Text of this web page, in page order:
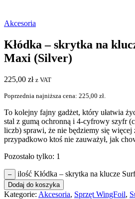
Akcesoria
Kłódka – skrytka na
Maxi (Silver)
225,00 zł z VAT
Poprzednia najniższa cena: 225,00 zł
To kolejny fajny gadżet, który ułatwia
stal z gumą ochronną i 4-cyfrowy szyfr
liczb) sprawi, że nie będziemy się więcej
przypadkowo ktoś nie zauważył, jak
Pozostało tylko: 1
– ilość Kłódka – skrytka na klucze
Dodaj do koszyka
Kategorie: Akcesoria, Sprzęt WingFoil,